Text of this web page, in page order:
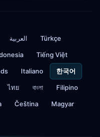
العربية Türkçe
Tiếng Việt
Italiano 한국어
ไทย বাংলা Filipino
Čeština Magyar